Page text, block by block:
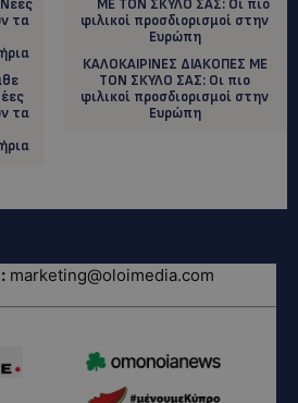
τα
ΚΑΛΟΚΑΙΡΙΝΕΣ ΔΙΑΚΟΠΕΣ ΜΕ
ΤΟΝ ΣΚΥΛΟ ΣΑΣ: Οι πιο
φιλικοί προσδιορισμοί στην
Ευρώπη
marketing@oloimedia.com